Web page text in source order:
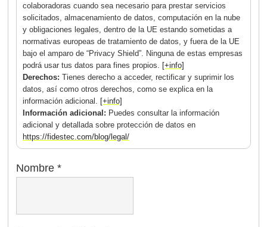
colaboradoras cuando sea necesario para prestar servicios
solicitados, almacenamiento de datos, computación en la nube
y obligaciones legales, dentro de la UE estando sometidas a
normativas europeas de tratamiento de datos, y fuera de la UE
bajo el amparo de “Privacy Shield”. Ninguna de estas empresas
podrá usar tus datos para fines propios. [+info]
Derechos:Tienes derecho a acceder, rectificar y suprimir los
datos, así como otros derechos, como se explica en la
información adicional. [+info]
Información adicional: Puedes consultar la información
adicional y detallada sobre protección de datos en
https://fidestec.com/blog/legal/
Nombre*